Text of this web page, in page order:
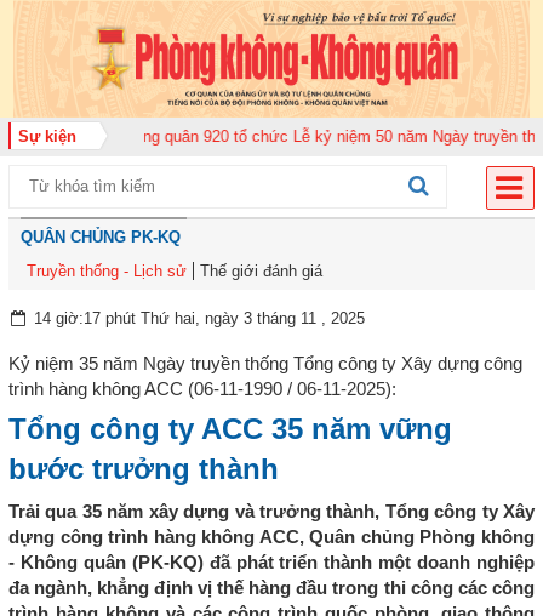
Sự kiện
đoàn Không quân 920 tổ chức Lễ kỷ niệm 50 năm Ngày truyền thống (12-
QUÂN CHỦNG PK-KQ
Truyền thống - Lịch sử
Thế giới đánh giá
14 giờ:17 phút Thứ hai, ngày 3 tháng 11 , 2025
Kỷ niệm 35 năm Ngày truyền thống Tổng công ty Xây dựng công
trình hàng không ACC (06-11-1990 / 06-11-2025):
Tổng công ty ACC 35 năm vững
bước trưởng thành
Trải qua 35 năm xây dựng và trưởng thành, Tổng công ty Xây
dựng công trình hàng không ACC, Quân chủng Phòng không
- Không quân (PK-KQ) đã phát triển thành một doanh nghiệp
đa ngành, khẳng định vị thế hàng đầu trong thi công các công